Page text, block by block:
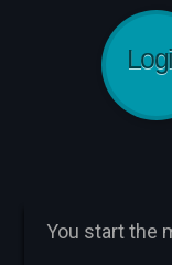
You start the